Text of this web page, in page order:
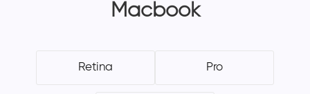
Macbook
Retina Pro